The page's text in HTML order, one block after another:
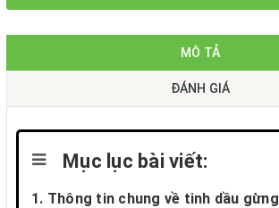
MÔ TẢ
ĐÁNH GIÁ
Mục lục bài viết:
1. Thông tin chung về tinh dầu gừng